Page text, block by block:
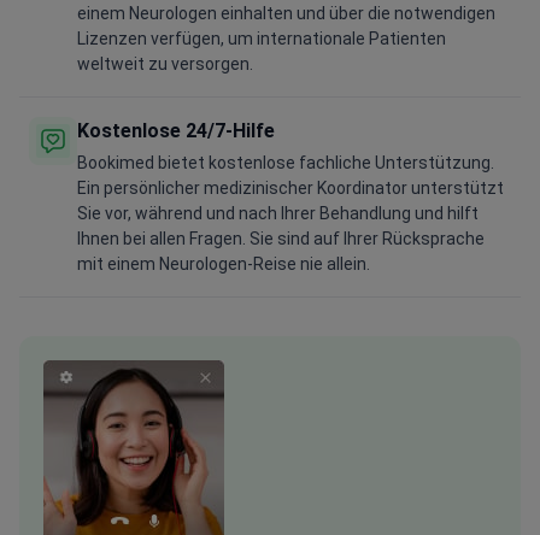
einem Neurologen einhalten und über die notwendigen
Lizenzen verfügen, um internationale Patienten
weltweit zu versorgen.
Kostenlose 24/7-Hilfe
Bookimed bietet kostenlose fachliche Unterstützung.
Ein persönlicher medizinischer Koordinator unterstützt
Sie vor, während und nach Ihrer Behandlung und hilft
Ihnen bei allen Fragen. Sie sind auf Ihrer Rücksprache
mit einem Neurologen-Reise nie allein.